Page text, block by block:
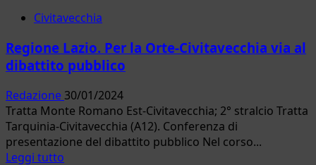
Santa
Misure
di
alla
Cocciniglia
Tartaruga
Civitavecchia
Regione Lazio. Per la Orte-Civitavecchia via al
dibattito pubblico
Redazione 30/01/2024
Tratta Monte Romano Est-Civitavecchia; 2° stralcio Tratta
Tarquinia-Civitavecchia (A12). Conferenza di
presentazione del dibattito pubblico Nel corso...
Leggi tutto